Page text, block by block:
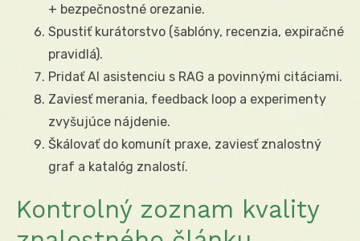
+ bezpečnostné orezanie.
Spustiť kurátorstvo (šablóny, recenzia, expiračné
pravidlá).
Pridať AI asistenciu s RAG a povinnými citáciami.
Zaviesť merania, feedback loop a experimenty
zvyšujúce nájdenie.
Škálovať do komunít praxe, zaviesť znalostný
graf a katalóg znalostí.
Kontrolný zoznam kvality